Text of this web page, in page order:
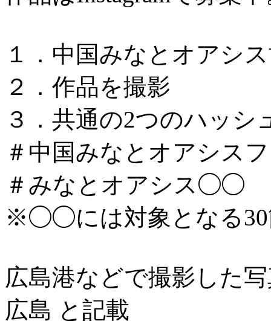
１．中国みなとオアシ
２．作品を撮影
３．共通の2つのハッシ
＃中国みなとオアシス
＃みなとオアシス◯◯
※◯◯には対象となる30
広島港などで撮影した
広島 と記載